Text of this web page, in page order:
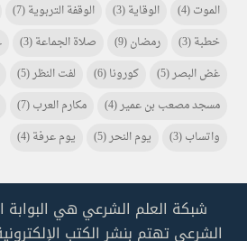
الموت(4) الوقاية(3) الوقفة التربوية(7)
خطبة(3) رمضان(9) صلاة الجماعة(3)
غض البصر(5) كورونا(6) لفت النظر(5)
مسجد مصعب بن عمير(4) مكارم العرب(7)
واتساب(3) يوم النحر(5) يوم عرفة(4)
شبكة العلم الشرعي هي البوابة
الشرعي تهتم بنشر الكتب